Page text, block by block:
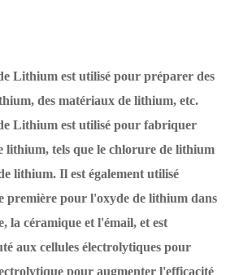
Lithium est utilisé pour préparer des
des matériaux de lithium, etc.
Lithium est utilisé pour fabriquer
lithium, tels que le chlorure de lithium
lithium. Il est également utilisé
première pour l'oxyde de lithium dans
la céramique et l'émail, et est
aux cellules électrolytiques pour
pour augmenter l'efficacité